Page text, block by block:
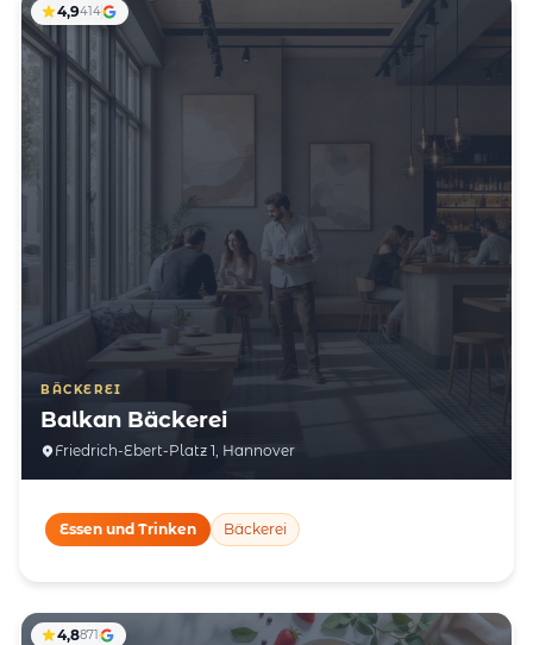
BÄCKEREI
Balkan Bäckerei
Friedrich-Ebert-Platz 1, Hannover
4,9414
Essen und Trinken Bäckerei
4,8871